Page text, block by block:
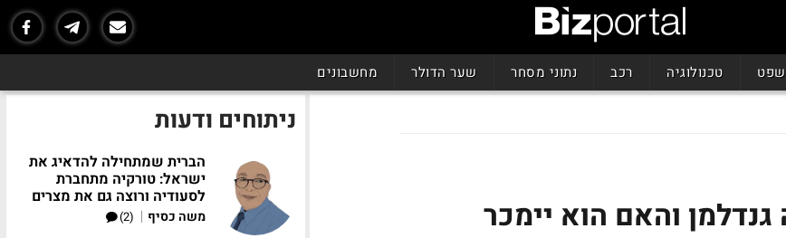
טכנולוגיה רכב נתוני מסחר שער הדולר מחשבונים
והאם הוא יימכר
ניתוחים ודעות
הברית שמתחילה להדאיג את
ישראל: טורקיה מתחברת
לסעודיה ורוצה גם את מצרים
משה כסיף |
(2)